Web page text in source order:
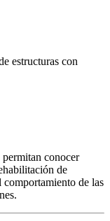
estructuras con
conocer
de
comportamiento de las